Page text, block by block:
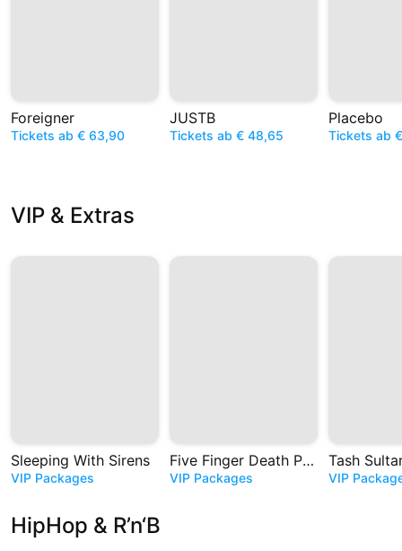
Foreigner
Tickets ab € 63,90
JUSTB
Tickets ab € 48,65
Placebo
Tickets ab
VIP & Extras
Sleeping With Sirens
VIP Packages
Five Finger Death Punch
VIP Packages
Tash
VIP
HipHop & R’n‘B